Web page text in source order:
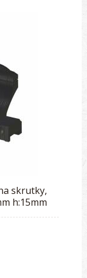
skrutky,
h:15mm